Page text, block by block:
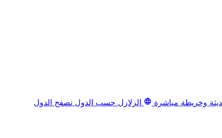
وخريطة مباشرة الزلازل حسب الدول تصفح الدول